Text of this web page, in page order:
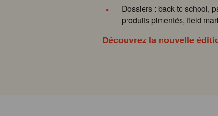
Dossiers : back to school,
produits pimentés, field
Découvrez la nouvelle